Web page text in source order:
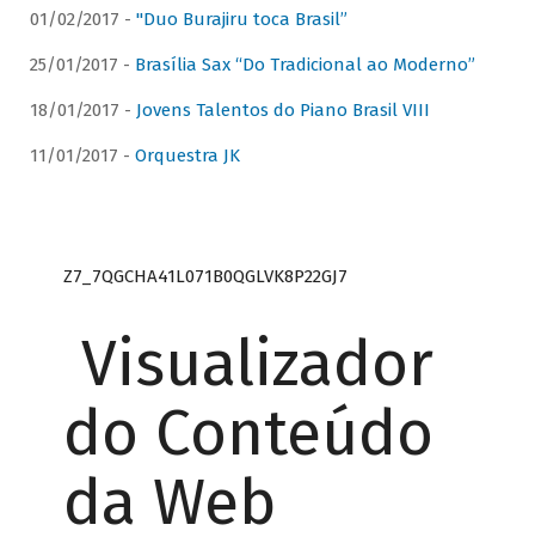
01/02/2017 - "Duo Burajiru toca Brasil”
25/01/2017 - Brasília Sax “Do Tradicional ao Moderno”
18/01/2017 - Jovens Talentos do Piano Brasil VIII
11/01/2017 - Orquestra JK
Z7_7QGCHA41L071B0QGLVK8P22GJ7
Visualizador
do Conteúdo
da Web